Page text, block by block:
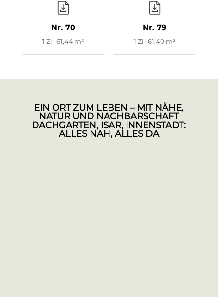
Nr. 70
1 Zi · 61,44 m²
Nr. 79
1 Zi · 61,40 m²
EIN ORT ZUM LEBEN – MIT NÄHE,
NATUR UND NACHBARSCHAFT
DACHGARTEN, ISAR, INNENSTADT:
ALLES NAH, ALLES DA